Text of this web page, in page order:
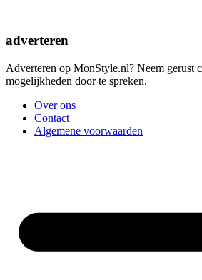
adverteren
Adverteren op MonStyle.nl? Neem gerust
mogelijkheden door te spreken.
Over ons
Contact
Algemene voorwaarden